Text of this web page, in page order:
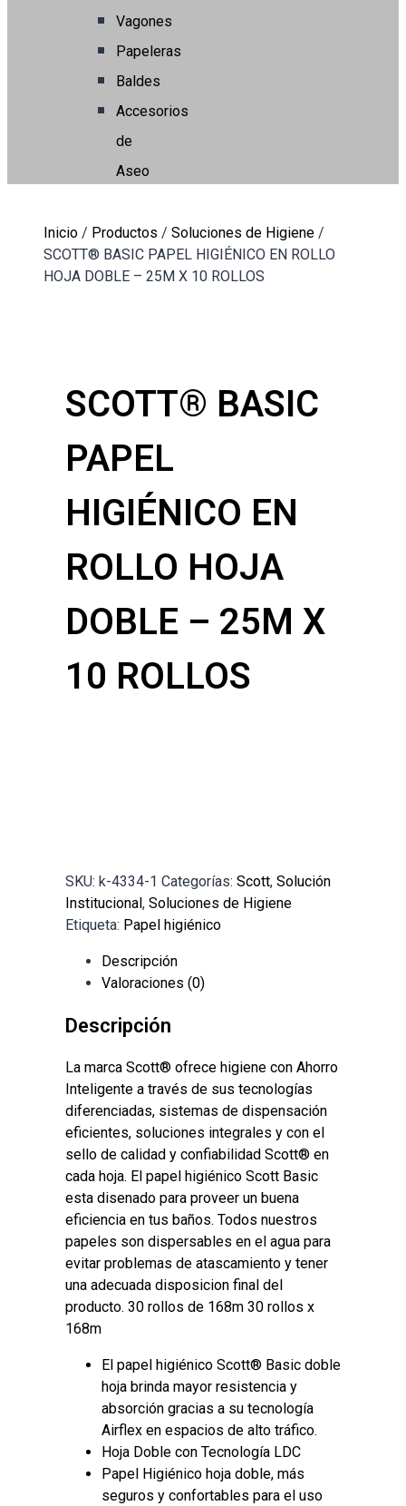
Vagones
Papeleras
Baldes
Accesorios
de
Aseo
Inicio / Productos / Soluciones de Higiene /
SCOTT® BASIC PAPEL HIGIÉNICO EN ROLLO
HOJA DOBLE – 25M X 10 ROLLOS
SCOTT® BASIC
PAPEL
HIGIÉNICO EN
ROLLO HOJA
DOBLE – 25M X
10 ROLLOS
SKU: k-4334-1 Categorías: Scott, Solución
Institucional, Soluciones de Higiene
Etiqueta: Papel higiénico
Descripción
Valoraciones (0)
Descripción
La marca Scott® ofrece higiene con Ahorro
Inteligente a través de sus tecnologías
diferenciadas, sistemas de dispensación
eficientes, soluciones integrales y con el
sello de calidad y confiabilidad Scott® en
cada hoja. El papel higiénico Scott Basic
esta disenado para proveer un buena
eficiencia en tus baños. Todos nuestros
papeles son dispersables en el agua para
evitar problemas de atascamiento y tener
una adecuada disposicion final del
producto. 30 rollos de 168m 30 rollos x
168m
El papel higiénico Scott® Basic doble
hoja brinda mayor resistencia y
absorción gracias a su tecnología
Airflex en espacios de alto tráfico.
Hoja Doble con Tecnología LDC
Papel Higiénico hoja doble, más
seguros y confortables para el uso